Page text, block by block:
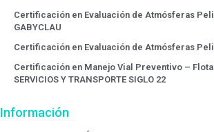
Certificación en Evaluación de Atmósferas
GABYCLAU
Certificación en Evaluación de Atmósferas
Certificación en Manejo Vial Preventivo –
SERVICIOS Y TRANSPORTE SIGLO 22
Información